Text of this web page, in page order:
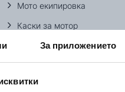
За приложението
Мото екипировка
Каски за мотор
Ботуши за мотор
Гуми за мотор
Очила за мотор